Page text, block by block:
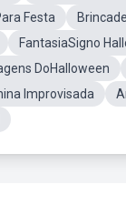
Festa
FantasiaSigno
DoHalloween
Improvisada